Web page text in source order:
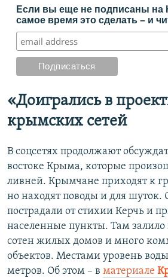
Если вы еще не подписаны на
самое время это сделать – и
«Доигрались в
крымских сетей
В соцсетях продолжают
востоке Крыма, которые
ливней. Крымчане приходят к
но находят поводы и для шуток.
пострадали от стихии Керчь и
населенные пункты. Там залило
сотен жилых домов и много
объектов. Местами уровень
метров. Об этом – в материале